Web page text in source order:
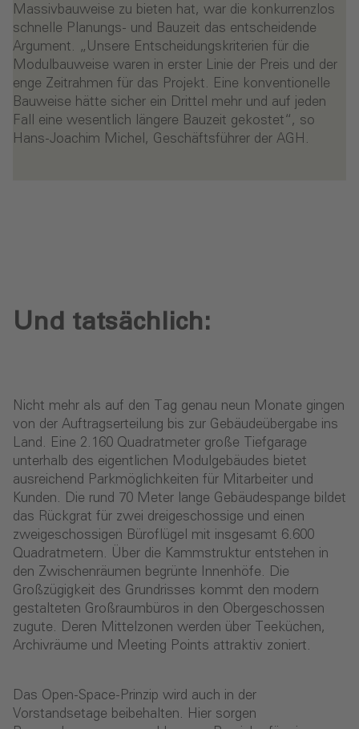
Massivbauweise zu bieten hat, war die konkurrenzlos
schnelle Planungs- und Bauzeit das entscheidende
Argument. „Unsere Entscheidungskriterien für die
Modulbauweise waren in erster Linie der Preis und der
enge Zeitrahmen für das Projekt. Eine konventionelle
Bauweise hätte sicher ein Drittel mehr und auf jeden
Fall eine wesentlich längere Bauzeit gekostet“, so
Hans-Joachim Michel, Geschäftsführer der AGH.
Und tatsächlich:
Nicht mehr als auf den Tag genau neun Monate gingen
von der Auftragserteilung bis zur Gebäudeübergabe ins
Land. Eine 2.160 Quadratmeter große Tiefgarage
unterhalb des eigentlichen Modulgebäudes bietet
ausreichend Parkmöglichkeiten für Mitarbeiter und
Kunden. Die rund 70 Meter lange Gebäudespange bildet
das Rückgrat für zwei dreigeschossige und einen
zweigeschossigen Büroflügel mit insgesamt 6.600
Quadratmetern. Über die Kammstruktur entstehen in
den Zwischenräumen begrünte Innenhöfe. Die
Großzügigkeit des Grundrisses kommt den modern
gestalteten Großraumbüros in den Obergeschossen
zugute. Deren Mittelzonen werden über Teeküchen,
Archivräume und Meeting Points attraktiv zoniert.
Das Open-Space-Prinzip wird auch in der
Vorstandsetage beibehalten. Hier sorgen